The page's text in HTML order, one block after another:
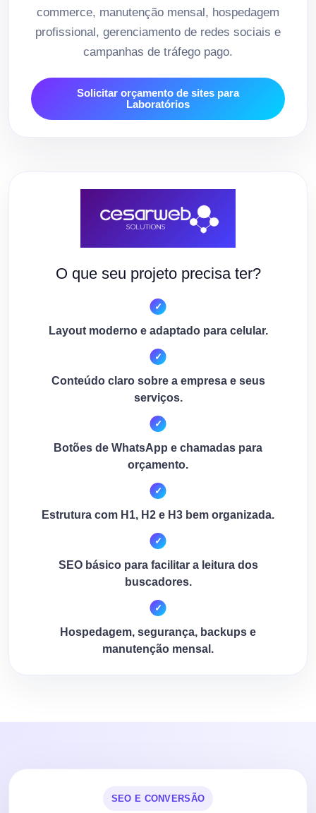
commerce, manutenção mensal, hospedagem
profissional, gerenciamento de redes sociais e
campanhas de tráfego pago.
Solicitar orçamento de sites para
Laboratórios
O que seu projeto precisa ter?
Layout moderno e adaptado para celular.
Conteúdo claro sobre a empresa e seus
serviços.
Botões de WhatsApp e chamadas para
orçamento.
Estrutura com H1, H2 e H3 bem organizada.
SEO básico para facilitar a leitura dos
buscadores.
Hospedagem, segurança, backups e
manutenção mensal.
SEO E CONVERSÃO